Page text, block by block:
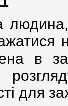
людина,
в
для